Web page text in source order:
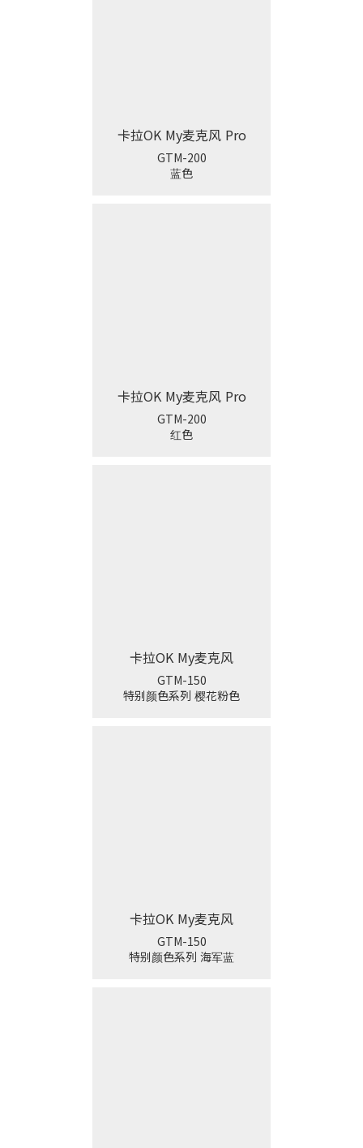
卡拉OK My麦克风 Pro
GTM-200
蓝色
卡拉OK My麦克风 Pro
GTM-200
红色
卡拉OK My麦克风
GTM-150
特别颜色系列 樱花粉色
卡拉OK My麦克风
GTM-150
特别颜色系列 海军蓝